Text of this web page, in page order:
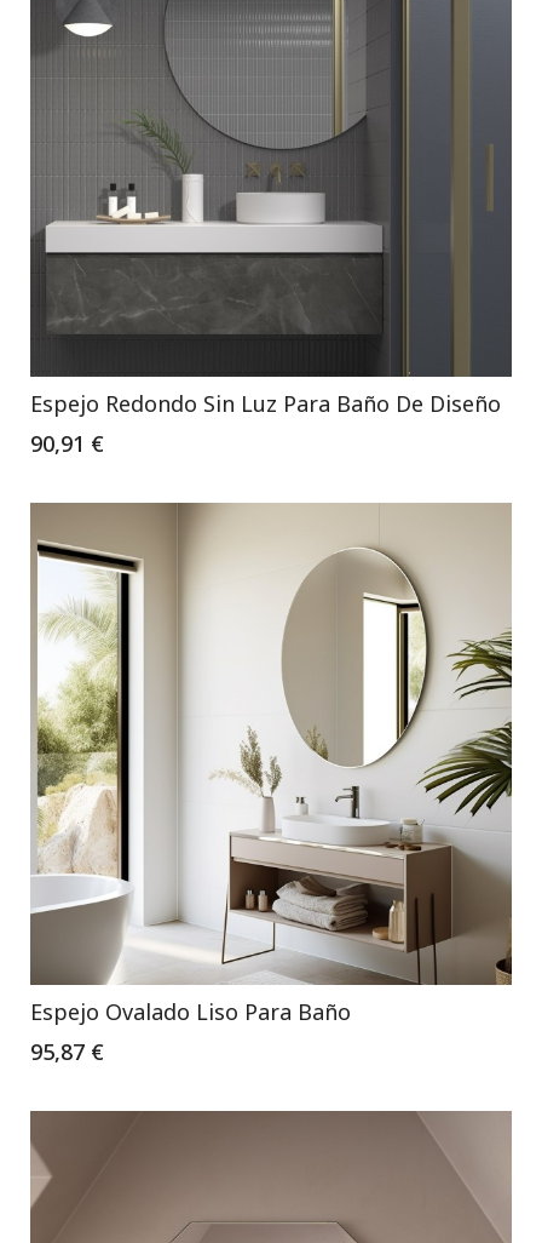
Espejo Redondo Sin Luz Para Baño De Diseño
90,91 €
Espejo Ovalado Liso Para Baño
95,87 €